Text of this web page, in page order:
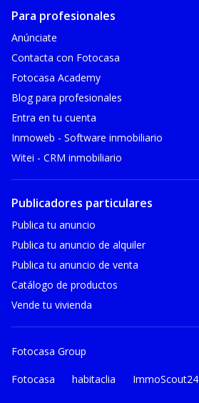
Para profesionales
Anúnciate
Contacta con Fotocasa
Fotocasa Academy
Blog para profesionales
Entra en tu cuenta
Inmoweb - Software inmobiliario
Witei - CRM inmobiliario
Publicadores particulares
Publica tu anuncio
Publica tu anuncio de alquiler
Publica tu anuncio de venta
Catálogo de productos
Vende tu vivienda
Fotocasa Group
Fotocasa habitaclia ImmoScout24